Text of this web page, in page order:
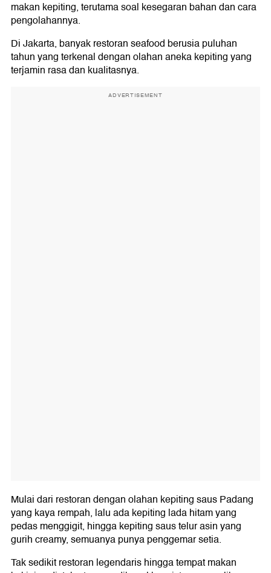
makan kepiting, terutama soal kesegaran bahan dan cara
pengolahannya.
Di Jakarta, banyak restoran seafood berusia puluhan
tahun yang terkenal dengan olahan aneka kepiting yang
terjamin rasa dan kualitasnya.
ADVERTISEMENT
Mulai dari restoran dengan olahan kepiting saus Padang
yang kaya rempah, lalu ada kepiting lada hitam yang
pedas menggigit, hingga kepiting saus telur asin yang
gurih creamy, semuanya punya penggemar setia.
Tak sedikit restoran legendaris hingga tempat makan